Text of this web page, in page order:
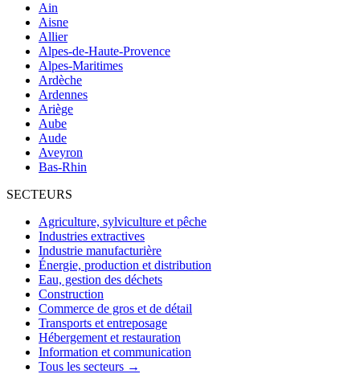
Ain
Aisne
Allier
Alpes-de-Haute-Provence
Alpes-Maritimes
Ardèche
Ardennes
Ariège
Aube
Aude
Aveyron
Bas-Rhin
SECTEURS
Agriculture, sylviculture et pêche
Industries extractives
Industrie manufacturière
Énergie, production et distribution
Eau, gestion des déchets
Construction
Commerce de gros et de détail
Transports et entreposage
Hébergement et restauration
Information et communication
Tous les secteurs →